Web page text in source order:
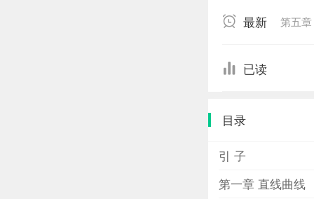
最新 第五
已读
目录
引 子
第一章 直线曲线